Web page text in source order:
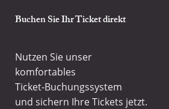
Buchen Sie Ihr Ticket direkt​
Nutzen Sie unser
komfortables
Ticket-Buchungssystem
und sichern Ihre Tickets jetzt.